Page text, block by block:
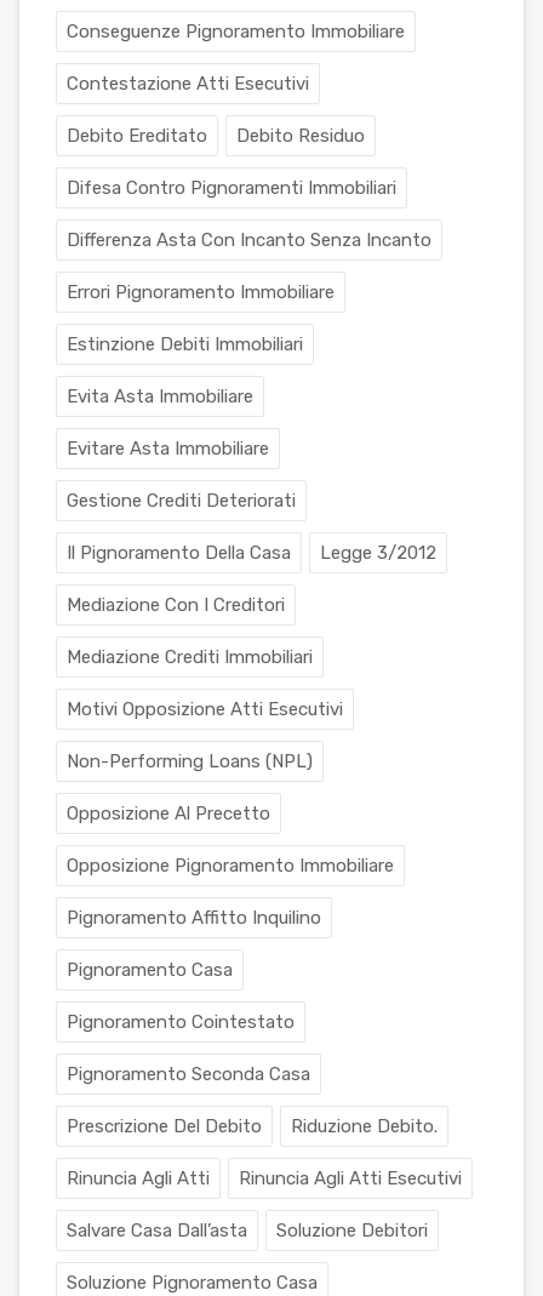
Conseguenze Pignoramento Immobiliare
Contestazione Atti Esecutivi
Debito Ereditato Debito Residuo
Difesa Contro Pignoramenti Immobiliari
Differenza Asta Con Incanto Senza Incanto
Errori Pignoramento Immobiliare
Estinzione Debiti Immobiliari
Evita Asta Immobiliare
Evitare Asta Immobiliare
Gestione Crediti Deteriorati
Il Pignoramento Della Casa Legge 3/2012
Mediazione Con I Creditori
Mediazione Crediti Immobiliari
Motivi Opposizione Atti Esecutivi
Non-Performing Loans (NPL)
Opposizione Al Precetto
Opposizione Pignoramento Immobiliare
Pignoramento Affitto Inquilino
Pignoramento Casa
Pignoramento Cointestato
Pignoramento Seconda Casa
Prescrizione Del Debito Riduzione Debito.
Rinuncia Agli Atti Rinuncia Agli Atti Esecutivi
Salvare Casa Dall’asta Soluzione Debitori
Soluzione Pignoramento Casa